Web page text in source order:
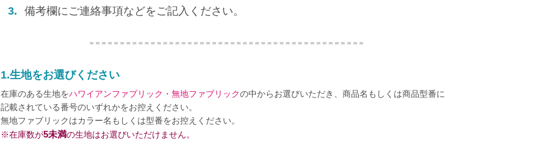
3. 備考欄にご連絡事項などをご記入ください。
1.生地をお選びください
在庫のある生地をハワイアンファブリック・無地ファブリックの中からお選びいただき、商品名もしくは商品型番に
記載されている番号のいずれかをお控えください。
無地ファブリックはカラー名もしくは型番をお控えください。
※在庫数が5未満の生地はお選びいただけません。